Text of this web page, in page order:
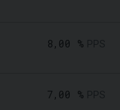
8,00 %
7,00 %